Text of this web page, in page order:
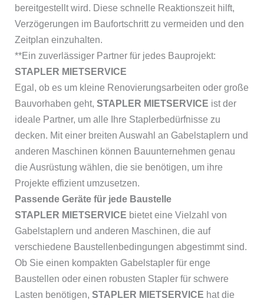
bereitgestellt wird. Diese schnelle Reaktionszeit hilft,
Verzögerungen im Baufortschritt zu vermeiden und den
Zeitplan einzuhalten.
**Ein zuverlässiger Partner für jedes Bauprojekt:
STAPLER MIETSERVICE
Egal, ob es um kleine Renovierungsarbeiten oder große
Bauvorhaben geht, STAPLER MIETSERVICE ist der
ideale Partner, um alle Ihre Staplerbedürfnisse zu
decken. Mit einer breiten Auswahl an Gabelstaplern und
anderen Maschinen können Bauunternehmen genau
die Ausrüstung wählen, die sie benötigen, um ihre
Projekte effizient umzusetzen.
Passende Geräte für jede Baustelle
STAPLER MIETSERVICE bietet eine Vielzahl von
Gabelstaplern und anderen Maschinen, die auf
verschiedene Baustellenbedingungen abgestimmt sind.
Ob Sie einen kompakten Gabelstapler für enge
Baustellen oder einen robusten Stapler für schwere
Lasten benötigen, STAPLER MIETSERVICE hat die